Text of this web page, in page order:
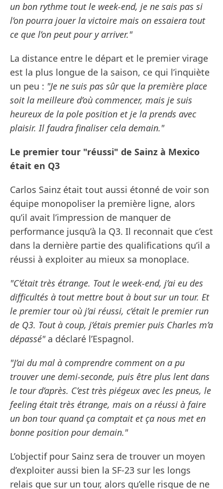
un bon rythme tout le week-end, je ne sais pas si
l’on pourra jouer la victoire mais on essaiera tout
ce que l’on peut pour y arriver."
La distance entre le départ et le premier virage
est la plus longue de la saison, ce qui l’inquiète
un peu : "Je ne suis pas sûr que la première place
soit la meilleure d’où commencer, mais je suis
heureux de la pole position et je la prends avec
plaisir. Il faudra finaliser cela demain."
Le premier tour "réussi" de Sainz à Mexico
était en Q3
Carlos Sainz était tout aussi étonné de voir son
équipe monopoliser la première ligne, alors
qu’il avait l’impression de manquer de
performance jusqu’à la Q3. Il reconnait que c’est
dans la dernière partie des qualifications qu’il a
réussi à exploiter au mieux sa monoplace.
"C’était très étrange. Tout le week-end, j’ai eu des
difficultés à tout mettre bout à bout sur un tour. Et
le premier tour où j’ai réussi, c’était le premier run
de Q3. Tout à coup, j’étais premier puis Charles m’a
dépassé"a déclaré l’Espagnol.
"J’ai du mal à comprendre comment on a pu
trouver une demi-seconde, puis être plus lent dans
le tour d’après. C’est très piégeux avec les pneus, le
feeling était très étrange, mais on a réussi à faire
un bon tour quand ça comptait et ça nous met en
bonne position pour demain."
L’objectif pour Sainz sera de trouver un moyen
d’exploiter aussi bien la SF-23 sur les longs
relais que sur un tour, alors qu’elle risque de ne